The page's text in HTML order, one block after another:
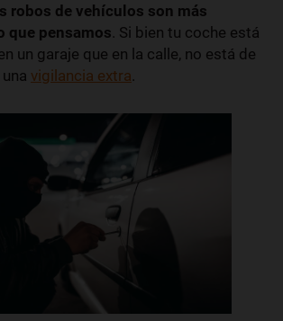
robos de vehículos son más
que pensamos. Si bien tu coche está
un garaje que en la calle, no está de
vigilancia extra.